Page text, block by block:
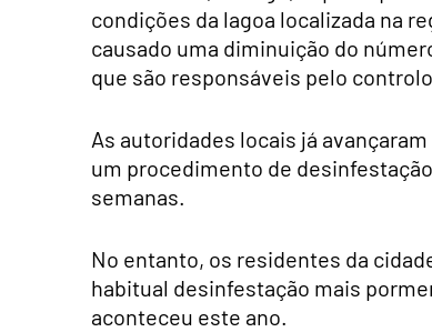
condições da lagoa localizada na
causado uma diminuição do
que são responsáveis pelo
As autoridades locais já
um procedimento de
semanas.
No entanto, os residentes da
habitual desinfestação mais
aconteceu este ano.